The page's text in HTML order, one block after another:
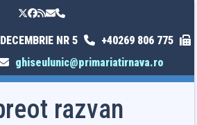
Twitter
Facebook
RSSEmailPhone
NR 5
+40269 806 775
ghiseulunic@primariatirnava.ro
razvan